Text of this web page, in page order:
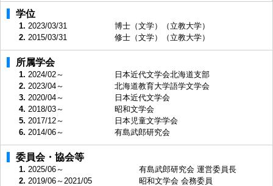
学位
1. 2023/03/31
博士（文学）（立教大学）
2. 2015/03/31 修士（文学）（立教大学）
所属学会
1. 2024/02～
日本近代文学会北海道支部
2. 2023/04～
北海道教育大学語学文学会
3. 2020/04～
日本近代文学会
4. 2018/03～
昭和文学会
5. 2017/12～
日本児童文学学会
6. 2014/06～ 有島武郎研究会
委員会・協会等
1. 2025/06～
有島武郎研究会 運営委員長
2. 2019/06～2021/05
昭和文学会 会務委員